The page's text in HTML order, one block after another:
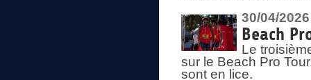
30/04/2026
Beach
Le
sur le Beach Pro
sont en lice.